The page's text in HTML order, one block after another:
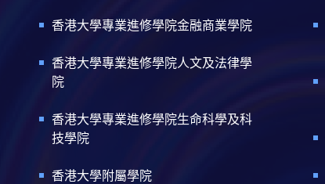
香港大學專業進修學院金融商業學院
香港大學專業進修學院人文及法律學
院
香港大學專業進修學院生命科學及科
技學院
香港大學附屬學院